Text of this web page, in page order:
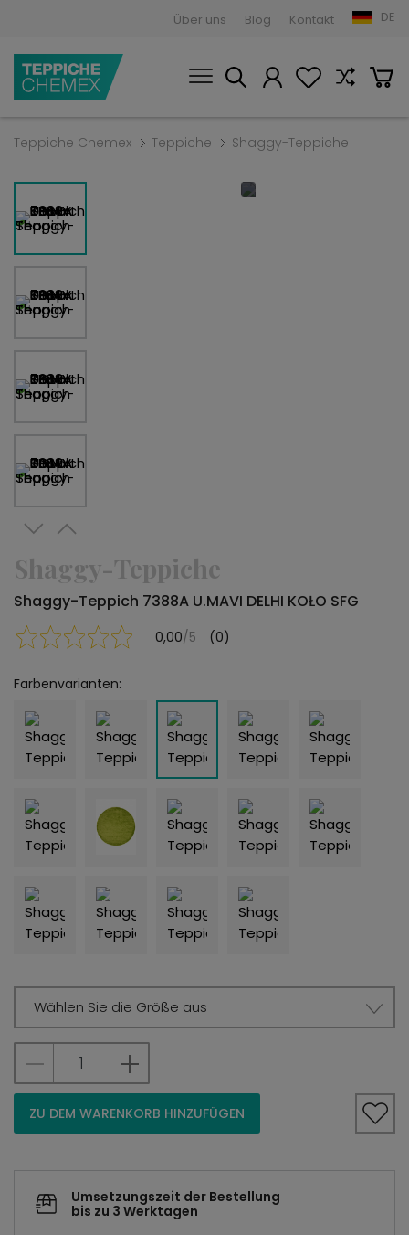
Über uns Blog Kontakt DE
Teppiche Chemex Teppiche Shaggy-Teppiche
Shaggy-Teppiche
Shaggy-Teppich 7388A U.MAVI DELHI KOŁO SFG
0,00/5 (0)
Farbenvarianten:
Wählen Sie die Größe aus
ZU DEM WARENKORB HINZUFÜGEN
Umsetzungszeit der Bestellung
bis zu 3 Werktagen